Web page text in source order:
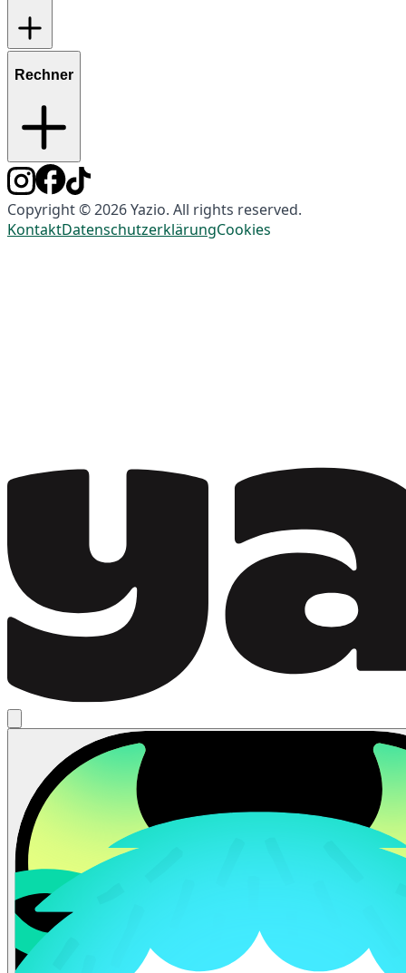
Rechner
Copyright © 2026 Yazio. All rights reserved.
KontaktDatenschutzerklärungCookies